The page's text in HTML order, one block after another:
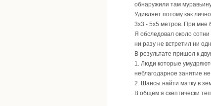
обнаружили там
Удивляет потому как
3х3 - 5х5 метров. При мне
Я обследовал около
ни разу не встретил ни
В результате пришол к
1. Люди которые
неблагодарное занятие
2. Шансы найти матку в
В общем я скептически